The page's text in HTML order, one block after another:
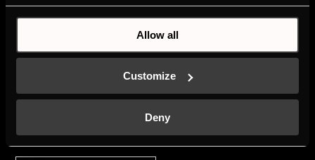
Allow all
Customize
Deny
INDIVIDUAL
Ninguém é igual. Mantenha-se fiel a si próprio,
mesmo na sua cozinha e adapte os produtos
Küppersbusch às suas preferências individuais,
através do conceito Individual.